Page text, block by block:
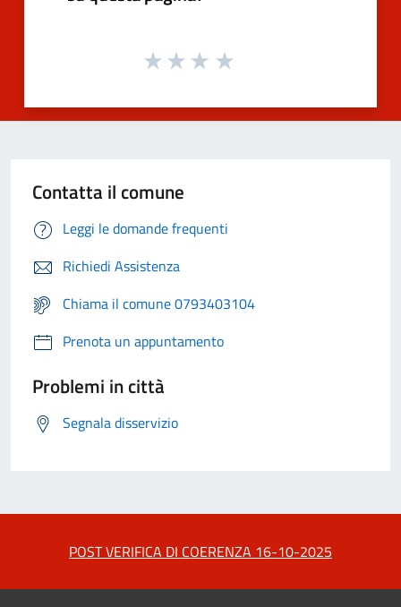
Contatta il comune
Leggi le domande frequenti
Richiedi Assistenza
Chiama il comune 0793403104
Prenota un appuntamento
Problemi in città
Segnala disservizio
POST VERIFICA DI COERENZA 16-10-2025